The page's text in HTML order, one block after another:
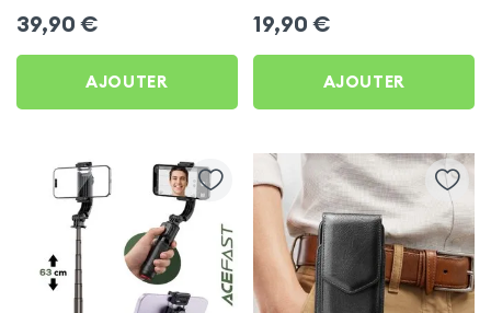
Acefast pour Sony Xperia
XA2
39,90 €
AJOUTER
Sony Xperia XA2
19,90 €
AJOUTER